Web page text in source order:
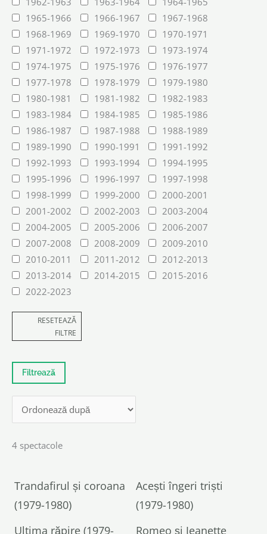
1965-1966
1966-1967
1967-1968
1968-1969
1969-1970
1970-1971
1971-1972
1972-1973
1973-1974
1974-1975
1975-1976
1976-1977
1977-1978
1978-1979
1979-1980
1980-1981
1981-1982
1982-1983
1983-1984
1984-1985
1985-1986
1986-1987
1987-1988
1988-1989
1989-1990
1990-1991
1991-1992
1992-1993
1993-1994
1994-1995
1995-1996
1996-1997
1997-1998
1998-1999
1999-2000
2000-2001
2001-2002
2002-2003
2003-2004
2004-2005
2005-2006
2006-2007
2007-2008
2008-2009
2009-2010
2010-2011
2011-2012
2012-2013
2013-2014
2014-2015
2015-2016
2022-2023
RESETEAZĂ
FILTRE
4 spectacole
Trandafirul și coroana
(1979-1980)
Acești îngeri triști
(1979-1980)
Ultima răpire (1979-
Romeo și Jeanette